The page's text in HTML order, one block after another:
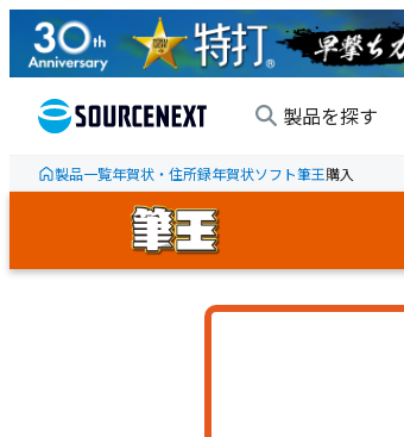
製品を探す
製品一覧年賀状・住所録年賀状ソフト筆王購入